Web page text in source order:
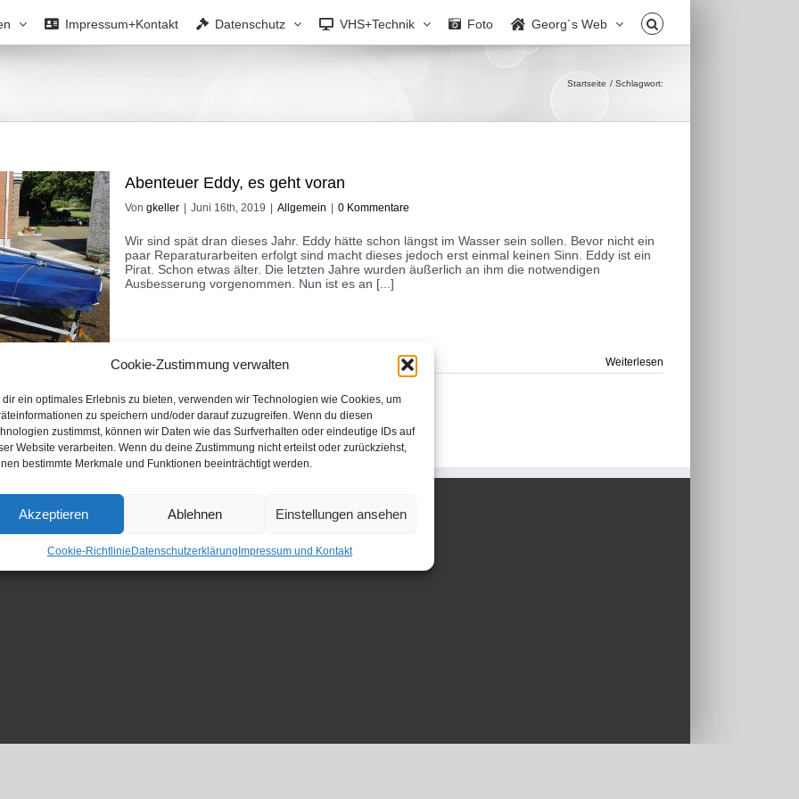
Cookie-Zustimmung verwalten
dir ein optimales Erlebnis zu bieten, verwenden wir Technologien wie Cookies, um
zu speichern und/oder darauf zuzugreifen. Wenn du diesen
zustimmst, können wir Daten wie das Surfverhalten oder eindeutige IDs auf
Website verarbeiten. Wenn du deine Zustimmung nicht erteilst oder zurückziehst,
bestimmte Merkmale und Funktionen beeinträchtigt werden.
Akzeptieren Ablehnen Einstellungen ansehen
Cookie-Richtlinie Datenschutzerklärung Impressum und Kontakt
Impressum+Kontakt Datenschutz VHS+Technik Foto Georg´s Web
Startseite Schlagwort:
Abenteuer Eddy, es geht voran
Von gkeller Juni 16th, 2019 Allgemein 0 Kommentare
Wir sind spät dran dieses Jahr. Eddy hätte schon längst im Wasser sein sollen. Bevor nicht ein
paar Reparaturarbeiten erfolgt sind macht dieses jedoch erst einmal keinen Sinn. Eddy ist ein
Pirat. Schon etwas älter. Die letzten Jahre wurden äußerlich an ihm die notwendigen
Ausbesserung vorgenommen. Nun ist es an [...]
Weiterlesen